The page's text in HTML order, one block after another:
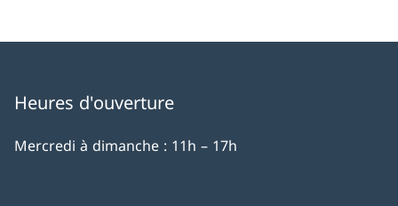
Heures d'ouverture
Mercredi à dimanche : 11h – 17h